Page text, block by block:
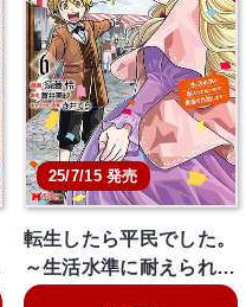
25/7/15 発売
転生したら平民でした。
～生活水準に耐えられ…